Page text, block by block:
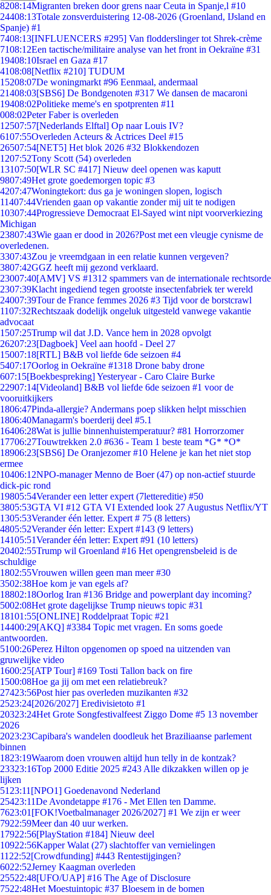
8208:14Migranten breken door grens naar Ceuta in Spanje,l #10
24408:13Totale zonsverduistering 12-08-2026 (Groenland, IJsland en
Spanje) #1
7408:13[INFLUENCERS #295] Van flodderslinger tot Shrek-crème
7108:12Een tactische/militaire analyse van het front in Oekraïne #31
19408:10Israel en Gaza #17
4108:08[Netflix #210] TUDUM
15208:07De woningmarkt #96 Eenmaal, andermaal
21408:03[SBS6] De Bondgenoten #317 We dansen de macaroni
19408:02Politieke meme's en spotprenten #11
008:02Peter Faber is overleden
12507:57[Nederlands Elftal] Op naar Louis IV?
6107:55Overleden Acteurs & Actrices Deel #15
26507:54[NET5] Het blok 2026 #32 Blokkendozen
1207:52Tony Scott (54) overleden
13107:50[WLR SC #417] Nieuw deel openen was kaputt
9807:49Het grote goedemorgen topic #3
4207:47Woningtekort: dus ga je woningen slopen, logisch
11407:44Vrienden gaan op vakantie zonder mij uit te nodigen
10307:44Progressieve Democraat El-Sayed wint nipt voorverkiezing
Michigan
23807:43Wie gaan er dood in 2026?Post met een vleugje cynisme de
overledenen.
3307:43Zou je vreemdgaan in een relatie kunnen vergeven?
3807:42GGZ heeft mij gezond verklaard.
23007:40[AMV] VS #1312 spammers van de internationale rechtsorde
2307:39Klacht ingediend tegen grootste insectenfabriek ter wereld
24007:39Tour de France femmes 2026 #3 Tijd voor de borstcrawl
1107:32Rechtszaak dodelijk ongeluk uitgesteld vanwege vakantie
advocaat
1507:25Trump wil dat J.D. Vance hem in 2028 opvolgt
26207:23[Dagboek] Veel aan hoofd - Deel 27
15007:18[RTL] B&B vol liefde 6de seizoen #4
5407:17Oorlog in Oekraïne #1318 Drone baby drone
607:15[Boekbespreking] Yesteryear - Caro Claire Burke
22907:14[Videoland] B&B vol liefde 6de seizoen #1 voor de
vooruitkijkers
1806:47Pinda-allergie? Andermans poep slikken helpt misschien
1806:40Managarm's boerderij deel #5.1
16406:28Wat is jullie binnenhuistemperatuur? #81 Horrorzomer
17706:27Touwtrekken 2.0 #636 - Team 1 beste team *G* *O*
18906:23[SBS6] De Oranjezomer #10 Helene je kan het niet stop
ermee
10406:12NPO-manager Menno de Boer (47) op non-actief stuurde
dick-pic rond
19805:54Verander een letter expert (7lettereditie) #50
3805:53GTA VI #12 GTA VI Extended look 27 Augustus Netflix/YT
1305:53Verander één letter. Expert # 75 (8 letters)
4805:52Verander één letter: Expert #143 (9 letters)
14105:51Verander één letter: Expert #91 (10 letters)
20402:55Trump wil Groenland #16 Het opengrensbeleid is de
schuldige
1802:55Vrouwen willen geen man meer #30
3502:38Hoe kom je van egels af?
18802:18Oorlog Iran #136 Bridge and powerplant day incoming?
5002:08Het grote dagelijkse Trump nieuws topic #31
18101:55[ONLINE] Roddelpraat Topic #21
14400:29[AKQ] #3384 Topic met vragen. En soms goede
antwoorden.
5100:26Perez Hilton opgenomen op spoed na uitzenden van
gruwelijke video
1600:25[ATP Tour] #169 Tosti Tallon back on fire
1500:08Hoe ga jij om met een relatiebreuk?
27423:56Post hier pas overleden muzikanten #32
2523:24[2026/2027] Eredivisietoto #1
20323:24Het Grote Songfestivalfeest Ziggo Dome #5 13 november
2026
2023:23Capibara's wandelen doodleuk het Braziliaanse parlement
binnen
1823:19Waarom doen vrouwen altijd hun telly in de kontzak?
23323:16Top 2000 Editie 2025 #243 Alle dikzakken willen op je
lijken
51 23:11 [NPO1] Goedenavond Nederland
25423:11De Avondetappe #176 - Met Ellen ten Damme.
7623:01 [FOK!Voetbalmanager 2026/2027] #1 We zijn er weer
7922:59Meer dan 40 uur werken.
17922:56[PlayStation #184] Nieuw deel
10922:56Kapper Walat (27) slachtoffer van vernielingen
11 22:52[Crowdfunding] #443 Rentestijgingen?
6022:52Jerney Kaagman overleden
25522:48[UFO/UAP] #16 The Age of Disclosure
7522:48Het Moestuintopic #37 Bloesem in de bomen